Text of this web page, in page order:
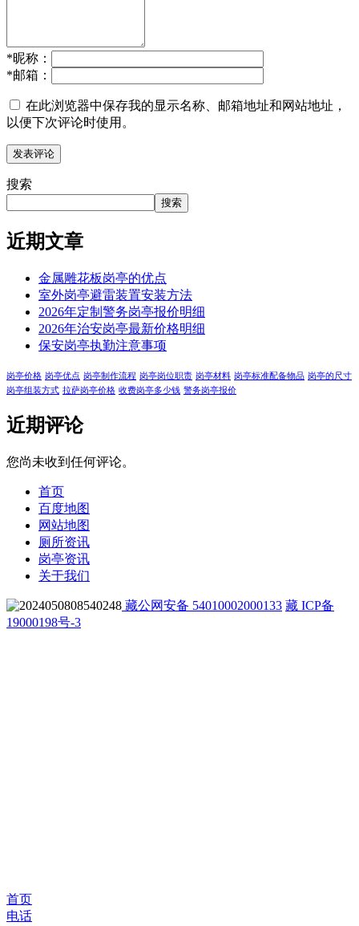
*昵称：
*邮箱：
在此浏览器中保存我的显示名称、邮箱地址和网站地址，
以便下次评论时使用。
搜索
搜索
近期文章
金属雕花板岗亭的优点
室外岗亭避雷装置安装方法
2026年定制警务岗亭报价明细
2026年治安岗亭最新价格明细
保安岗亭执勤注意事项
岗亭价格 岗亭优点 岗亭制作流程 岗亭岗位职责 岗亭材料 岗亭标准配备物品 岗亭的尺寸
岗亭组装方式 拉萨岗亭价格 收费岗亭多少钱 警务岗亭报价
近期评论
您尚未收到任何评论。
首页
百度地图
网站地图
厕所资讯
岗亭资讯
关于我们
藏公网安备 54010002000133 藏 ICP备
19000198号-3
首页
电话